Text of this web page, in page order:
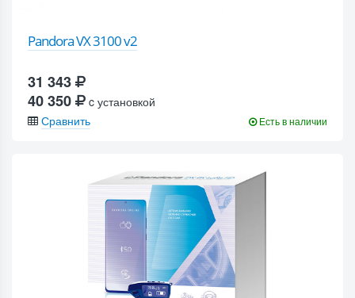
Pandora VX 3100 v2
31 343
40 350
c установкой
Сравнить
Есть в наличии